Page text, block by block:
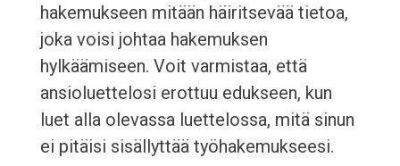
hakemukseen mitään häiritsevää tietoa,
joka voisi johtaa hakemuksen
hylkäämiseen. Voit varmistaa, että
ansioluettelosi erottuu edukseen, kun
luet alla olevassa luettelossa, mitä sinun
ei pitäisi sisällyttää työhakemukseesi.